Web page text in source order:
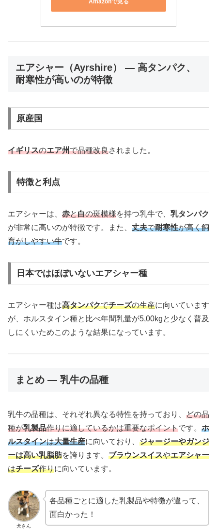
Amazonで見る
エアシャー（Ayrshire） — 高タンパク、
耐寒性が高いのが特徴
原産国
イギリスのエア州で品種改良されました。
特徴と利点
エアシャーは、 赤と白の斑模様を持つ乳牛で、 乳タンパク
が非常に高いのが特徴です。また、 丈夫で耐寒性が高く飼
育がしやすい牛です。
日本ではほぼいないエアシャー種
エアシャー種は高タンパクでチーズの生産に向いています
が、ホルスタイン種と比べ年間乳量が5,00kgと少なく普及
しにくいためこのような結果になっています。
まとめ — 乳牛の品種
乳牛の品種は、それぞれ異なる特性を持っており、 どの品
種が乳製品作りに適しているかは重要なポイントです。 ホ
ルスタインは大量生産に向いており、 ジャージーやガンジ
ーは高い乳脂肪を誇ります。 ブラウンスイスやエアシャー
はチーズ作りに向いています。
犬さん
各品種ごとに適した乳製品や特徴が違って、
面白かった！